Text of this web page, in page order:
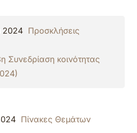
2024 Προσκλήσεις
Συνεδρίαση κοινότητας
Πίνακες Θεμάτων